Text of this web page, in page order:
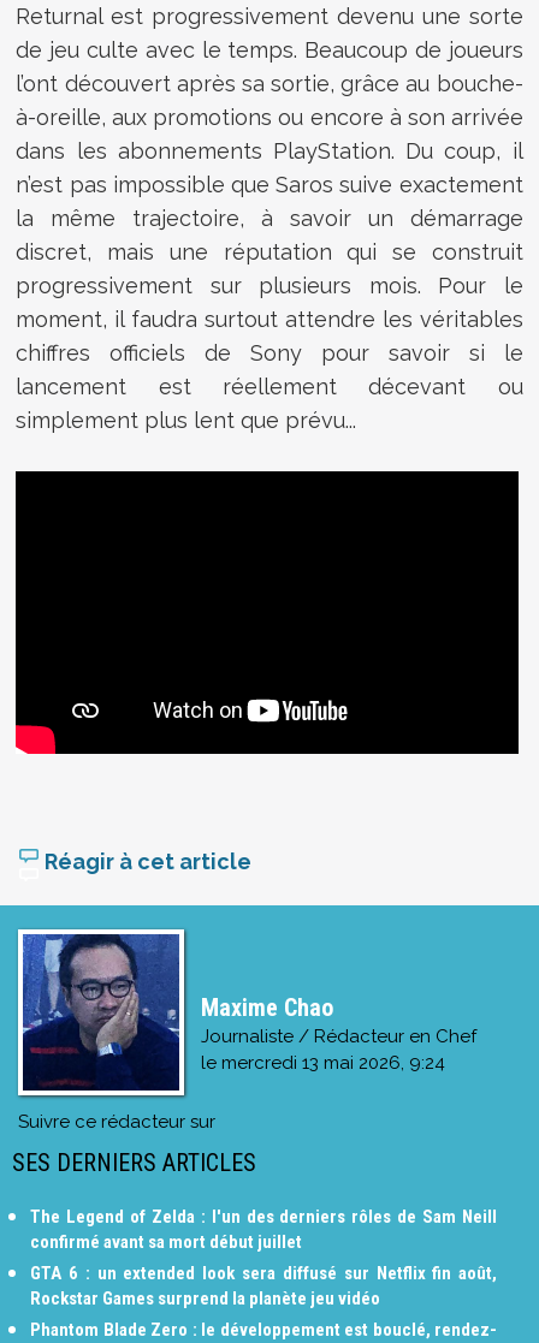
Returnal est progressivement devenu une sorte
de jeu culte avec le temps. Beaucoup de joueurs
l’ont découvert après sa sortie, grâce au bouche-
à-oreille, aux promotions ou encore à son arrivée
dans les abonnements PlayStation. Du coup, il
n’est pas impossible que Saros suive exactement
la même trajectoire, à savoir un démarrage
discret, mais une réputation qui se construit
progressivement sur plusieurs mois. Pour le
moment, il faudra surtout attendre les véritables
chiffres officiels de Sony pour savoir si le
lancement est réellement décevant ou
simplement plus lent que prévu...
Réagir à cet article
Maxime Chao
Journaliste / Rédacteur en Chef
le mercredi 13 mai 2026, 9:24
Suivre ce rédacteur sur
SES DERNIERS ARTICLES
The Legend of Zelda : l'un des derniers rôles de Sam Neill
confirmé avant sa mort début juillet
GTA 6 : un extended look sera diffusé sur Netflix fin août,
Rockstar Games surprend la planète jeu vidéo
Phantom Blade Zero : le développement est bouclé, rendez-